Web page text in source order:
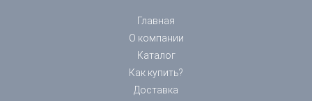
Главная
О компании
Каталог
Как купить?
Доставка